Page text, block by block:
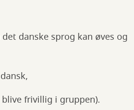
danske sprog kan øves og
frivillig i gruppen).